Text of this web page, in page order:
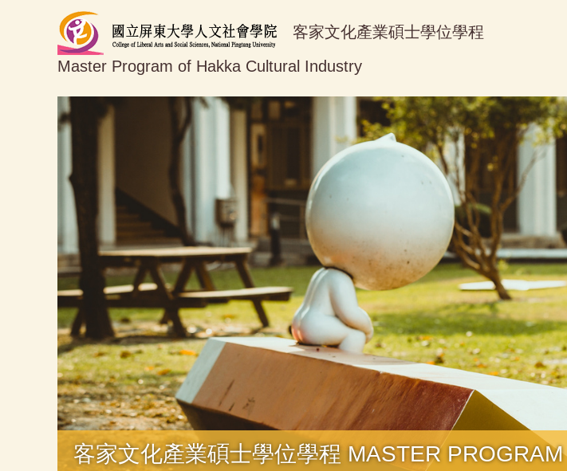
客家文化產業碩士學位學程
Master Program of Hakka Cultural Industry
客家文化產業碩士學位學程 MASTER